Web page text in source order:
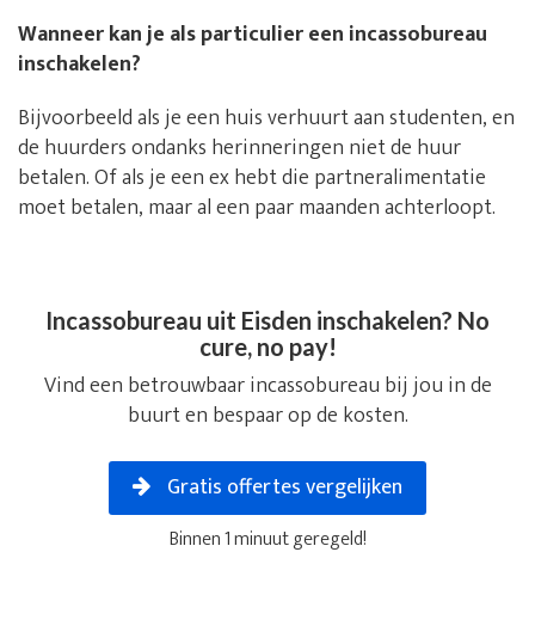
Wanneer kan je als particulier een incassobureau
inschakelen?
Bijvoorbeeld als je een huis verhuurt aan studenten, en
de huurders ondanks herinneringen niet de huur
betalen. Of als je een ex hebt die partneralimentatie
moet betalen, maar al een paar maanden achterloopt.
Incassobureau uit Eisden inschakelen? No
cure, no pay!
Vind een betrouwbaar incassobureau bij jou in de
buurt en bespaar op de kosten.
Gratis offertes vergelijken
Binnen 1 minuut geregeld!